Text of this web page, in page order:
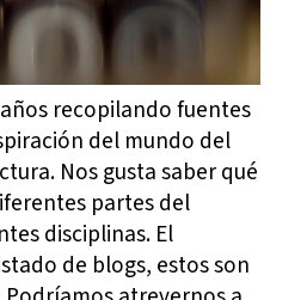
recopilando fuentes
del mundo del
Nos gusta saber qué
partes del
disciplinas. El
de blogs, estos son